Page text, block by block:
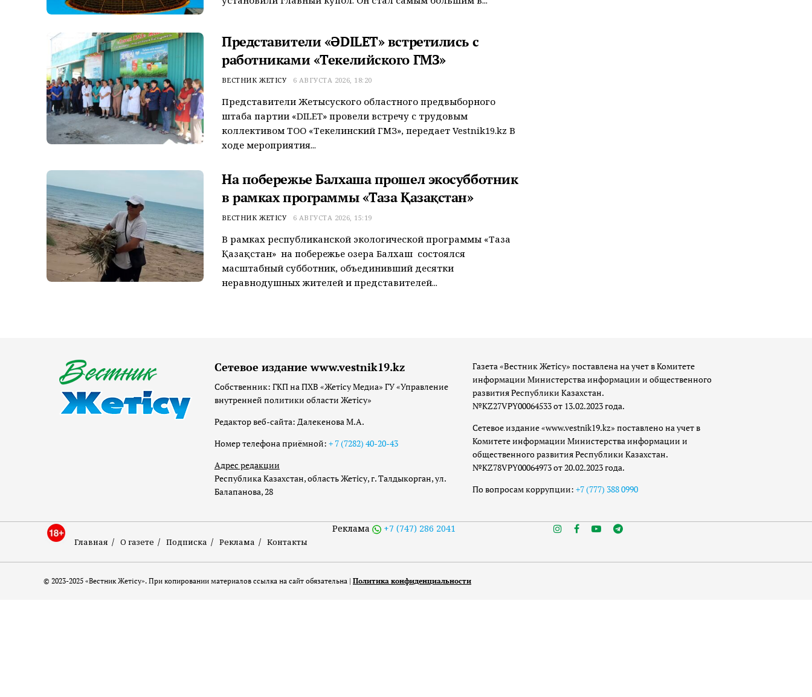
Представители «ӘDILET» встретились с
работниками «Текелийского ГМЗ»
ВЕСТНИК ЖЕТІСУ 6 АВГУСТА 2026, 18:20
Представители Жетысуского областного предвыборного
штаба партии «ӘDILET» провели встречу с трудовым
коллективом ТОО «Текелинский ГМЗ», передает Vestnik19.kz В
ходе мероприятия...
На побережье Балхаша прошел экосубботник
в рамках программы «Таза Қазақстан»
ВЕСТНИК ЖЕТІСУ 6 АВГУСТА 2026, 15:19
В рамках республиканской экологической программы «Таза
Қазақстан» на побережье озера Балхаш состоялся
масштабный субботник, объединивший десятки
неравнодушных жителей и представителей...
Сетевое издание www.vestnik19.kz
Собственник: ГКП на ПХВ «Жетісу Медиа» ГУ «Управление
внутренней политики области Жетісу»
Редактор веб-сайта: Далекенова М.А.
Номер телефона приёмной: + 7 (7282) 40-20-43
Адрес редакции
Республика Казахстан, область Жетісу, г. Талдыкорган, ул.
Балапанова, 28
Газета «Вестник Жетісу» поставлена на учет в Комитете
информации Министерства информации и общественного
развития Республики Казахстан.
№KZ27VPY00064533 от 13.02.2023 года.
Сетевое издание «www.vestnik19.kz» поставлено на учет в
Комитете информации Министерства информации и
общественного развития Республики Казахстан.
№KZ78VPY00064973 от 20.02.2023 года.
По вопросам коррупции: +7 (777) 388 0990
Главная О газете Подписка Реклама Контакты
Реклама +7 (747) 286 2041
© 2023-2025 «Вестник Жетісу». При копировании материалов ссылка на сайт обязательна | Политика конфиденциальности